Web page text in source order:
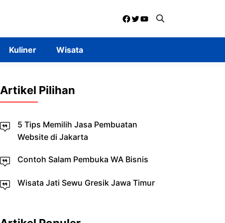
Facebook
Twitter
YouTube
Kuliner Wisata
Artikel Pilihan
5 Tips Memilih Jasa Pembuatan
Website di Jakarta
Contoh Salam Pembuka WA Bisnis
Wisata Jati Sewu Gresik Jawa Timur